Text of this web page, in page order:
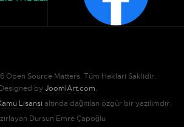
Open Source Matters. Tüm Hakları Saklıdır.
Designed byJoomlArt.com.
Lisansıaltında dağıtılan özgür bir yazılımdır.
Dursun Emre Çapoğlu